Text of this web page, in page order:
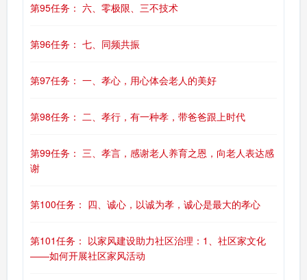
第95任务： 六、零极限、三不技术
第96任务： 七、同频共振
第97任务： 一、孝心，用心体会老人的美好
第98任务： 二、孝行，有一种孝，带爸爸跟上时代
第99任务： 三、孝言，感谢老人养育之恩，向老人表达感
谢
第100任务： 四、诚心，以诚为孝，诚心是最大的孝心
第101任务： 以家风建设助力社区治理：1、社区家文化
——如何开展社区家风活动